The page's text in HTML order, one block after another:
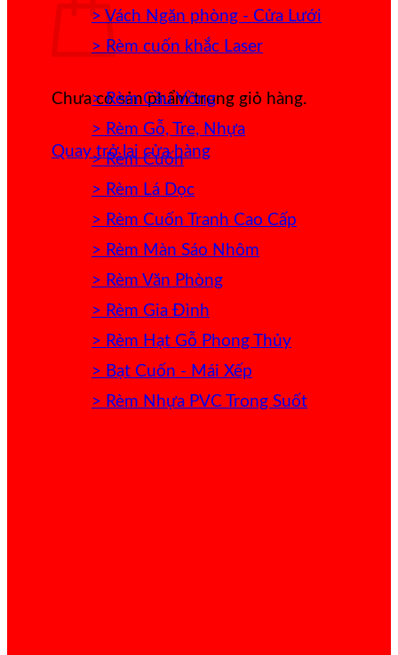
Chưa có sản phẩm trong giỏ hàng.
Quay trở lại cửa hàng
> Vách Ngăn phòng - Cửa Lưới
> Rèm cuốn khắc Laser
> Rèm Cầu Vồng
> Rèm Gỗ, Tre, Nhựa
> Rèm Cuốn
> Rèm Lá Dọc
> Rèm Cuốn Tranh Cao Cấp
> Rèm Màn Sáo Nhôm
> Rèm Văn Phòng
> Rèm Gia Đình
> Rèm Hạt Gỗ Phong Thủy
> Bạt Cuốn - Mái Xếp
> Rèm Nhựa PVC Trong Suốt